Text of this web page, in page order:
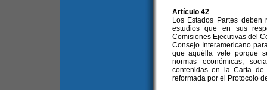
Artículo 42
Los Estados Partes
estudios que en sus
Comisiones Ejecutivas del
Consejo Interamericano
que aquélla vele porque
normas económicas,
contenidas en la Carta de
reformada por el Protocolo